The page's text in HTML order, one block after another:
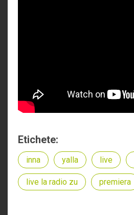
Etichete:
inna yalla live
live la radio zu premiera